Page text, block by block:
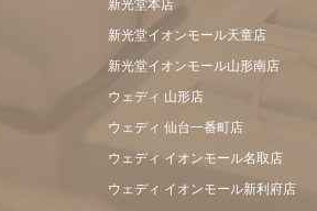
新光堂本店
新光堂イオンモール天童店
新光堂イオンモール山形南店
ウェディ 山形店
ウェディ 仙台一番町店
ウェディ イオンモール名取店
ウェディ イオンモール新利府店